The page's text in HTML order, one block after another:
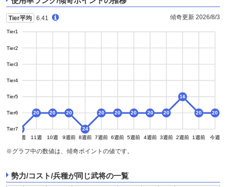
Tier平均 6.41 傾奇更新 2026/8/3
Tier1
Tier2
Tier3
Tier4
Tier5
Tier6
Tier7
12週 11週 10週 9週前 8週前 7週前 6週前 5週前 4週前 3週前 2週前 1週前 今週
24 24
20 20 20
24
20 20 20 20 20
16
20 20
※グラフ中の数値は、傾奇ポイントの値です。
勢力/コスト/兵種が同じ武将の一覧